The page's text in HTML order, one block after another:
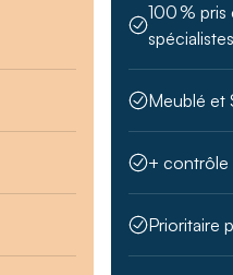
100 %
spécialistes
Meublé et
+ contrôle
Prioritaire